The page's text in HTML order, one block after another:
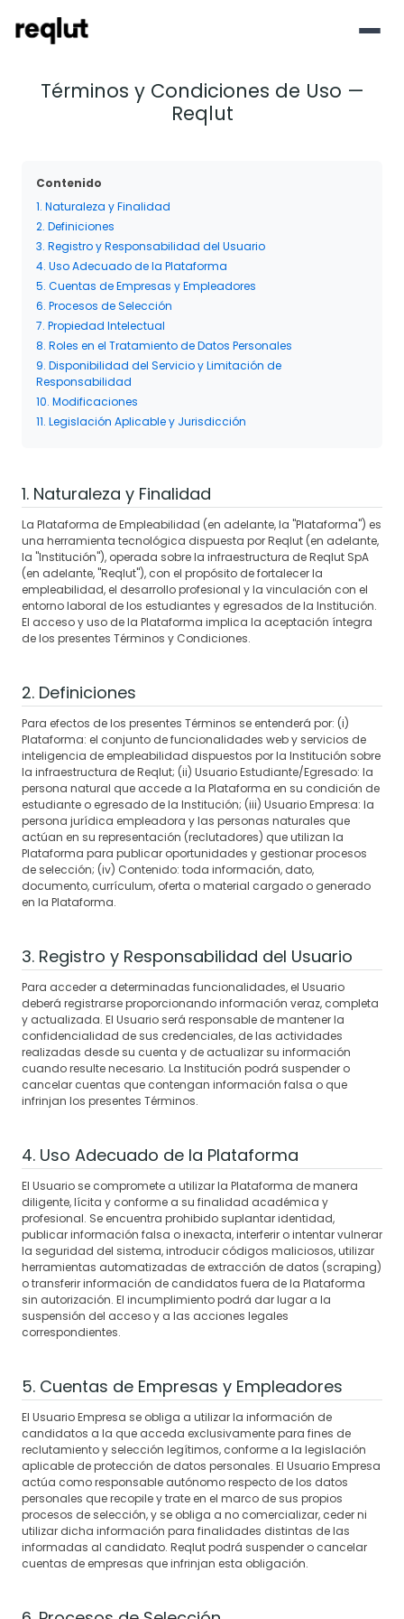
Términos y Condiciones de Uso —
Reqlut
Contenido
1. Naturaleza y Finalidad
2. Definiciones
3. Registro y Responsabilidad del Usuario
4. Uso Adecuado de la Plataforma
5. Cuentas de Empresas y Empleadores
6. Procesos de Selección
7. Propiedad Intelectual
8. Roles en el Tratamiento de Datos Personales
9. Disponibilidad del Servicio y Limitación de
Responsabilidad
10. Modificaciones
11. Legislación Aplicable y Jurisdicción
1. Naturaleza y Finalidad
La Plataforma de Empleabilidad (en adelante, la "Plataforma") es
una herramienta tecnológica dispuesta por Reqlut (en adelante,
la "Institución"), operada sobre la infraestructura de Reqlut SpA
(en adelante, "Reqlut"), con el propósito de fortalecer la
empleabilidad, el desarrollo profesional y la vinculación con el
entorno laboral de los estudiantes y egresados de la Institución.
El acceso y uso de la Plataforma implica la aceptación íntegra
de los presentes Términos y Condiciones.
2. Definiciones
Para efectos de los presentes Términos se entenderá por: (i)
Plataforma: el conjunto de funcionalidades web y servicios de
inteligencia de empleabilidad dispuestos por la Institución sobre
la infraestructura de Reqlut; (ii) Usuario Estudiante/Egresado: la
persona natural que accede a la Plataforma en su condición de
estudiante o egresado de la Institución; (iii) Usuario Empresa: la
persona jurídica empleadora y las personas naturales que
actúan en su representación (reclutadores) que utilizan la
Plataforma para publicar oportunidades y gestionar procesos
de selección; (iv) Contenido: toda información, dato,
documento, currículum, oferta o material cargado o generado
en la Plataforma.
3. Registro y Responsabilidad del Usuario
Para acceder a determinadas funcionalidades, el Usuario
deberá registrarse proporcionando información veraz, completa
y actualizada. El Usuario será responsable de mantener la
confidencialidad de sus credenciales, de las actividades
realizadas desde su cuenta y de actualizar su información
cuando resulte necesario. La Institución podrá suspender o
cancelar cuentas que contengan información falsa o que
infrinjan los presentes Términos.
4. Uso Adecuado de la Plataforma
El Usuario se compromete a utilizar la Plataforma de manera
diligente, lícita y conforme a su finalidad académica y
profesional. Se encuentra prohibido suplantar identidad,
publicar información falsa o inexacta, interferir o intentar vulnerar
la seguridad del sistema, introducir códigos maliciosos, utilizar
herramientas automatizadas de extracción de datos (scraping)
o transferir información de candidatos fuera de la Plataforma
sin autorización. El incumplimiento podrá dar lugar a la
suspensión del acceso y a las acciones legales
correspondientes.
5. Cuentas de Empresas y Empleadores
El Usuario Empresa se obliga a utilizar la información de
candidatos a la que acceda exclusivamente para fines de
reclutamiento y selección legítimos, conforme a la legislación
aplicable de protección de datos personales. El Usuario Empresa
actúa como responsable autónomo respecto de los datos
personales que recopile y trate en el marco de sus propios
procesos de selección, y se obliga a no comercializar, ceder ni
utilizar dicha información para finalidades distintas de las
informadas al candidato. Reqlut podrá suspender o cancelar
cuentas de empresas que infrinjan esta obligación.